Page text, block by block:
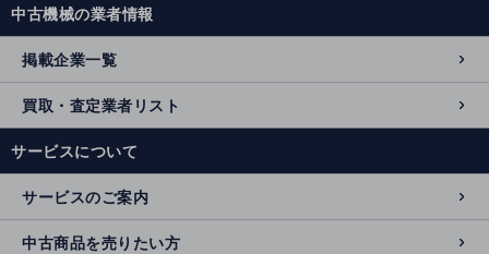
中古機械の業者情報
掲載企業一覧
買取・査定業者リスト
サービスについて
サービスのご案内
中古商品を売りたい方